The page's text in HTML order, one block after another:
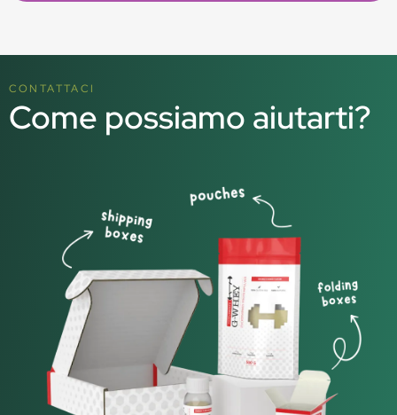
CONTATTACI
Come possiamo aiutarti?